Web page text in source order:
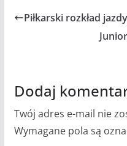
Piłkarski rozkład
Dodaj
Twój adres e-mail nie
Wymagane pola są